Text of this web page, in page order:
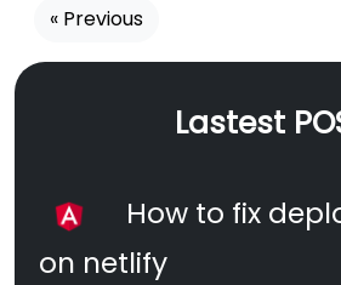
« Previous
Lastest
How to fix
on netlify